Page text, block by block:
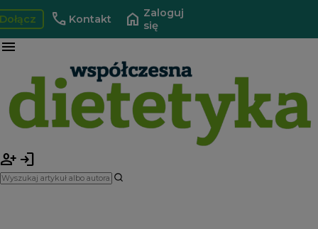
call Kontakt home Zaloguj
się
menu
person_add login